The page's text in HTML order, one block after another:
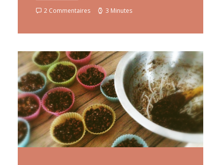
2 Commentaires 3 Minutes